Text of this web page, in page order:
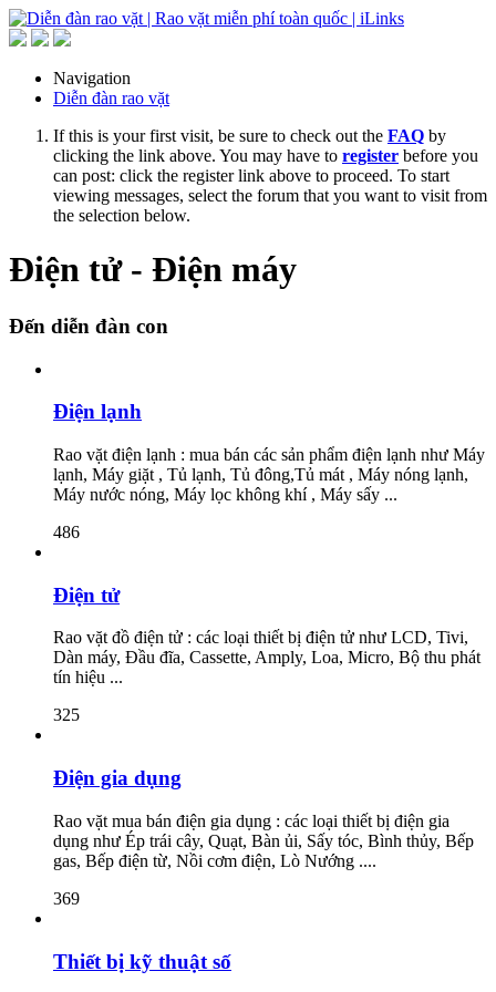
Navigation
Diễn đàn rao vặt
If this is your first visit, be sure to check out the FAQ by
clicking the link above. You may have to register before you
can post: click the register link above to proceed. To start
viewing messages, select the forum that you want to visit from
the selection below.
Điện tử - Điện máy
Đến diễn đàn con
Điện lạnh
Rao vặt điện lạnh : mua bán các sản phẩm điện lạnh như Máy
lạnh, Máy giặt , Tủ lạnh, Tủ đông,Tủ mát , Máy nóng lạnh,
Máy nước nóng, Máy lọc không khí , Máy sấy ...
486
Điện tử
Rao vặt đồ điện tử : các loại thiết bị điện tử như LCD, Tivi,
Dàn máy, Đầu đĩa, Cassette, Amply, Loa, Micro, Bộ thu phát
tín hiệu ...
325
Điện gia dụng
Rao vặt mua bán điện gia dụng : các loại thiết bị điện gia
dụng như Ép trái cây, Quạt, Bàn ủi, Sấy tóc, Bình thủy, Bếp
gas, Bếp điện từ, Nồi cơm điện, Lò Nướng ....
369
Thiết bị kỹ thuật số